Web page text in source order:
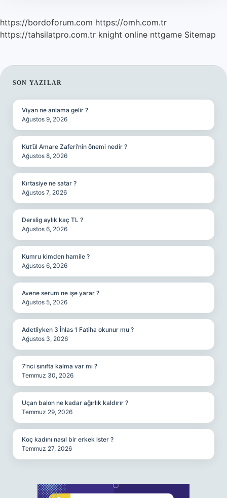
https://bordoforum.com https://omh.com.tr
https://tahsilatpro.com.tr knight online nttgame Sitemap
SIDEBAR
SON YAZILAR
Viyan ne anlama gelir ?
Ağustos 9, 2026
Kut’ül Amare Zaferi’nin önemi nedir ?
Ağustos 8, 2026
Kırtasiye ne satar ?
Ağustos 7, 2026
Derslig aylık kaç TL ?
Ağustos 6, 2026
Kumru kimden hamile ?
Ağustos 6, 2026
Avene serum ne işe yarar ?
Ağustos 5, 2026
Adetliyken 3 İhlas 1 Fatiha okunur mu ?
Ağustos 3, 2026
7’nci sınıfta kalma var mı ?
Temmuz 30, 2026
Uçan balon ne kadar ağırlık kaldırır ?
Temmuz 29, 2026
Koç kadını nasıl bir erkek ister ?
Temmuz 27, 2026